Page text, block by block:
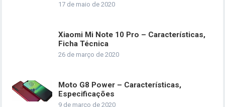
17 de maio de 2020
Xiaomi Mi Note 10 Pro – Características,
Ficha Técnica
26 de março de 2020
Moto G8 Power – Características,
Especificações
9 de março de 2020